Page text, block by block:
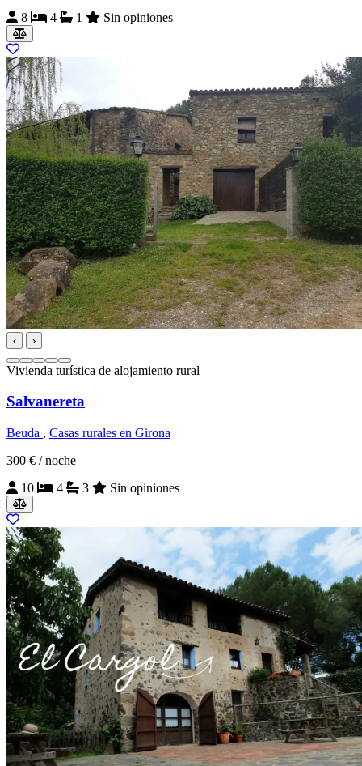
8
4 1 Sin opiniones
‹ ›
Vivienda turística de alojamiento rural
Salvanereta
Beuda , Casas rurales en Girona
300 € / noche
10
4 3 Sin opiniones